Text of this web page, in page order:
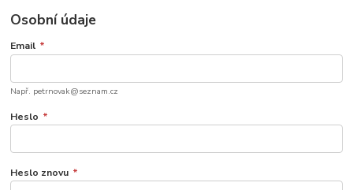
Osobní údaje
Email *
Např. petrnovak@seznam.cz
Heslo *
Heslo znovu *